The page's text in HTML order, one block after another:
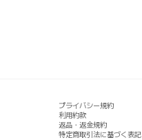
プライバシー規約
利用約款
返品・返金規約
特定商取引法に基づく表記